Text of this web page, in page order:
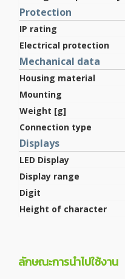
Protection
IP rating
Electrical protection
Mechanical data
Housing material
Mounting
Weight [g]
Connection type
Displays
LED Display
Display range
Digit
Height of character
ลักษณะการนำไปใช้งาน